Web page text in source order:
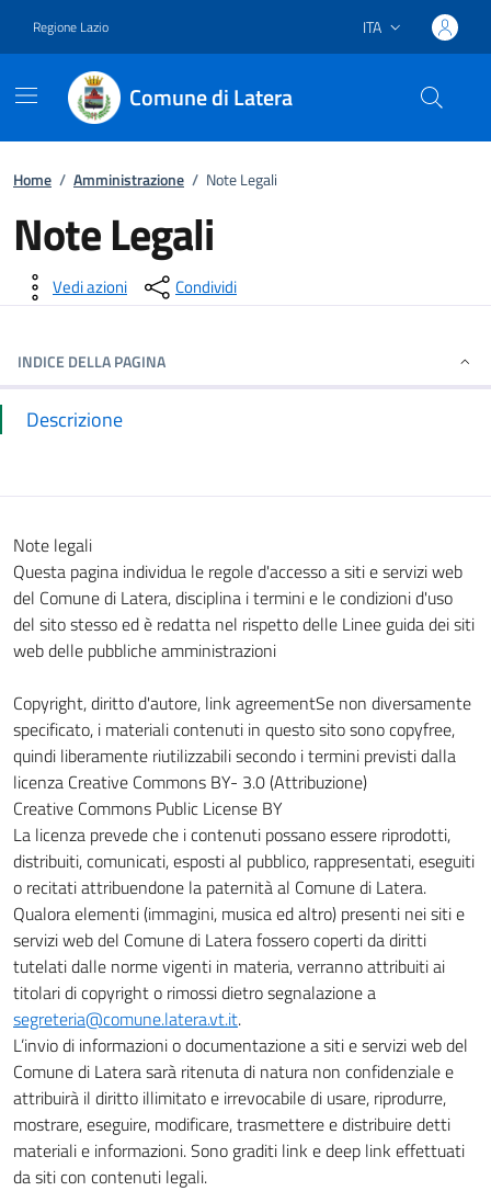
Regione Lazio Lingua attiva:
ITA
Comune di Latera
Home / Amministrazione / Note Legali
Note Legali
Dettagli della notizia
Vedi azioni Condividi
INDICE DELLA PAGINA
Descrizione
Note legali
Questa pagina individua le regole d'accesso a siti e servizi web
del Comune di Latera, disciplina i termini e le condizioni d'uso
del sito stesso ed è redatta nel rispetto delle Linee guida dei siti
web delle pubbliche amministrazioni
Copyright, diritto d'autore, link agreementSe non diversamente
specificato, i materiali contenuti in questo sito sono copyfree,
quindi liberamente riutilizzabili secondo i termini previsti dalla
licenza Creative Commons BY- 3.0 (Attribuzione)
Creative Commons Public License BY
La licenza prevede che i contenuti possano essere riprodotti,
distribuiti, comunicati, esposti al pubblico, rappresentati, eseguiti
o recitati attribuendone la paternità al Comune di Latera.
Qualora elementi (immagini, musica ed altro) presenti nei siti e
servizi web del Comune di Latera fossero coperti da diritti
tutelati dalle norme vigenti in materia, verranno attribuiti ai
titolari di copyright o rimossi dietro segnalazione a
segreteria@comune.latera.vt.it.
L’invio di informazioni o documentazione a siti e servizi web del
Comune di Latera sarà ritenuta di natura non confidenziale e
attribuirà il diritto illimitato e irrevocabile di usare, riprodurre,
mostrare, eseguire, modificare, trasmettere e distribuire detti
materiali e informazioni. Sono graditi link e deep link effettuati
da siti con contenuti legali.